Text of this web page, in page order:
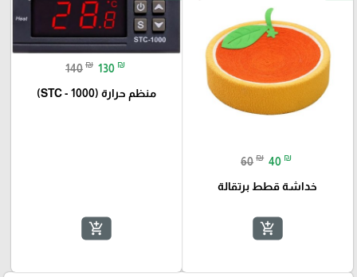
60 ₪ 40 ₪
خداشة قطط برتقالة
add_shopping_cart
140 ₪ 130 ₪
منظم حرارة (STC - 1000)
add_shopping_cart